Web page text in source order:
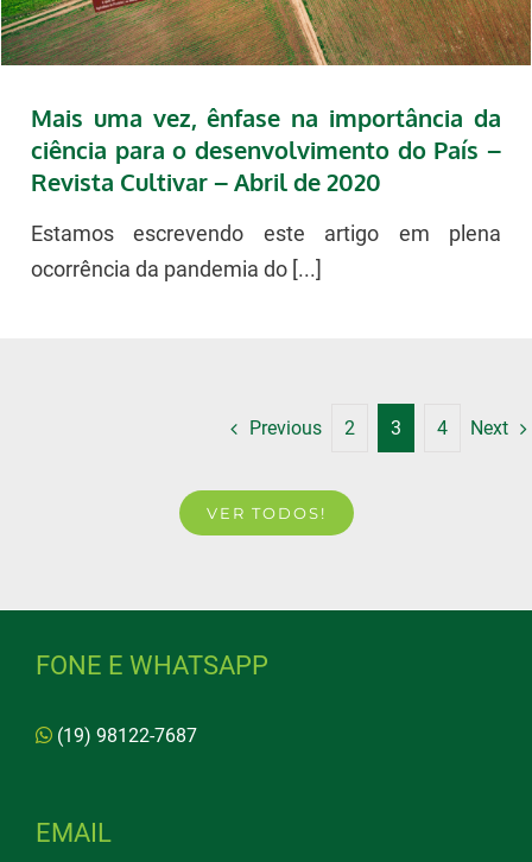
Mais uma vez, ênfase na importância da
ciência para o desenvolvimento do País –
Revista Cultivar – Abril de 2020
Estamos escrevendo este artigo em plena
ocorrência da pandemia do [...]
Previous 2 3 4 Next
VER TODOS!
FONE E WHATSAPP
(19) 98122-7687
EMAIL